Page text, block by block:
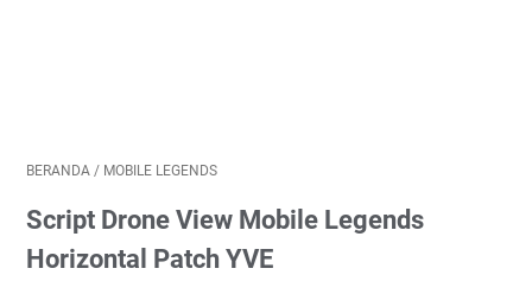
BERANDA / MOBILE LEGENDS
Script Drone View Mobile Legends
Horizontal Patch YVE